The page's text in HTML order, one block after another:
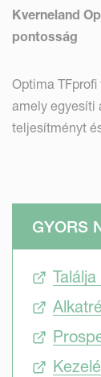
Kverneland
pontosság
Optima
amely egyesíti
teljesítményt
GYORS